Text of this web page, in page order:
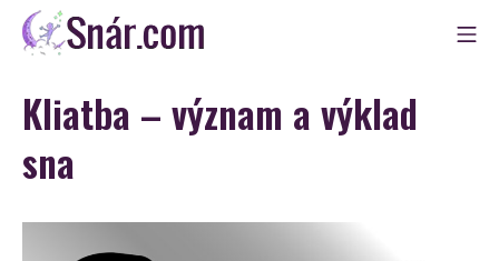
Skip
Snár
Kliatba – význam a výklad
sna